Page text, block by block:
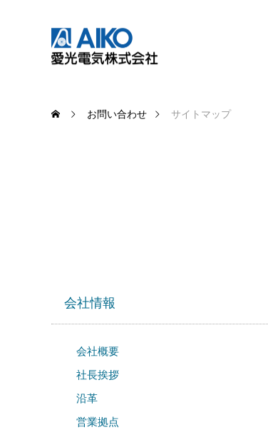
お問い合わせ サイトマップ
会社情報
会社概要
社長挨拶
沿革
営業拠点